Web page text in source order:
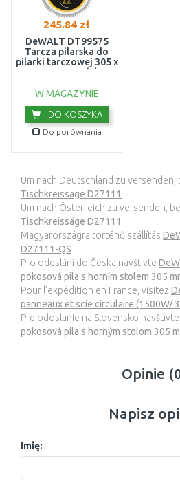
245.84 zł
DeWALT DT99575
Tarcza pilarska do
pilarki tarczowej 305 x
30 mm, 60 zębów
W MAGAZYNIE
DO KOSZYKA
Do porównania
Um nach Deutschland zu versenden,
Tischkreissäge D27111
Um nach Österreich zu versenden,
Tischkreissäge D27111
Magyarországra történő szállítás
D27111-QS
Pro odeslání do Česka navštivte
pokosová pila s horním stolem 305
Pour l’expédition en France, visitez
panneaux et scie circulaire (1500W/
Pre odoslanie na Slovensko navštívte
pokosová píla s horným stolom 305
Opinie
Napisz
Imię: